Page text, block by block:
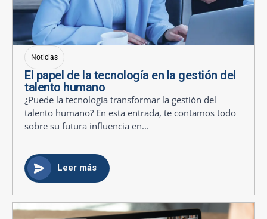
Noticias
El papel de la tecnología en la gestión del
talento humano
¿Puede la tecnología transformar la gestión del
talento humano? En esta entrada, te contamos todo
sobre su futura influencia en...
Leer más